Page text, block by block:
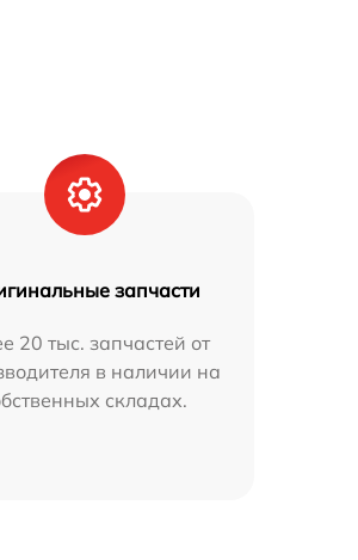
запчасти
20 тыс. запчастей от
в наличии на
складах.